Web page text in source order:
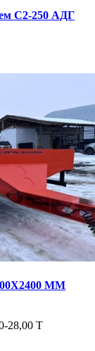
С2-250 АДГ
ММ
28,00 Т